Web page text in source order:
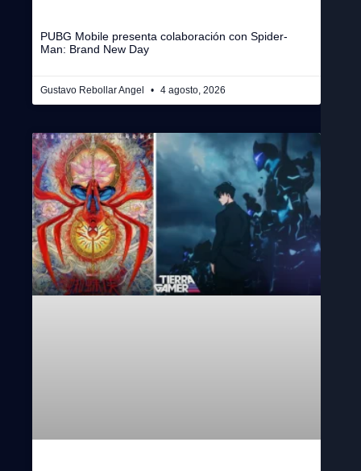
PUBG Mobile presenta colaboración con Spider-
Man: Brand New Day
Gustavo Rebollar Angel 4 agosto, 2026